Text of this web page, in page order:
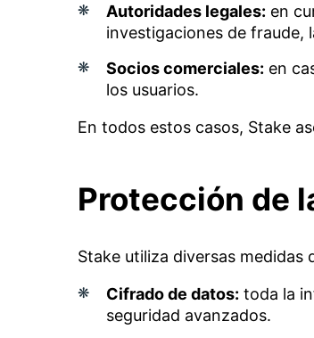
Autoridades legales: en
investigaciones de fraude,
Socios comerciales: en
los usuarios.
En todos estos casos, Stake
Protección de
Stake utiliza diversas
Cifrado de datos: toda la
seguridad avanzados.